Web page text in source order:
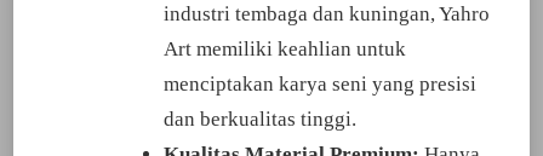
industri tembaga dan kuningan, Yahro
Art memiliki keahlian untuk
menciptakan karya seni yang presisi
dan berkualitas tinggi.